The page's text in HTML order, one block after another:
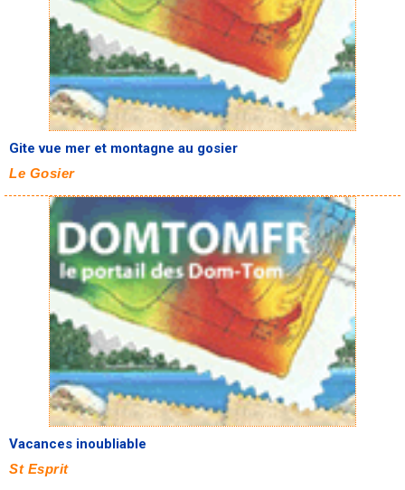
Gite vue mer et montagne au gosier
Le Gosier
Vacances inoubliable
St Esprit